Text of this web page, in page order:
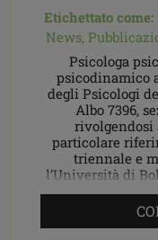
Etichettato come:
News,
Psicologa
psicodinamico
degli Psicologi
Albo 7396,
particolare
triennale e
l’Università di
alla NPIA di Zola